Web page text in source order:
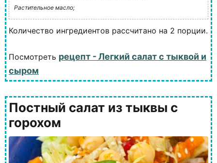
Растительное масло;
Количество ингредиентов рассчитано на 2 порции.
Посмотреть рецепт - Легкий салат с тыквой и
сыром
Постный салат из тыквы с
горохом